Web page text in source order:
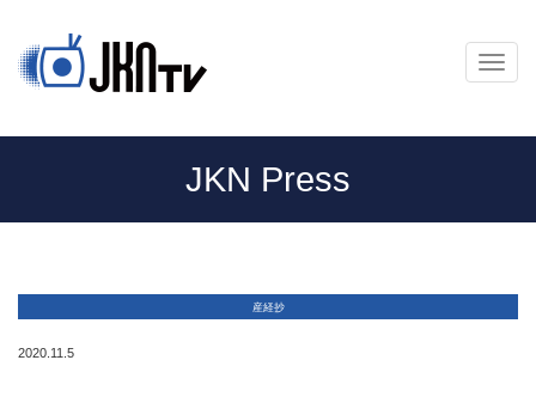
メ
ニ
ー
JKN Press
産経抄
2020.11.5